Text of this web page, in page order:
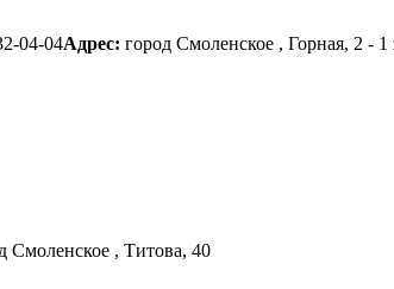
04-04Адрес: город Смоленское , Горная, 2 - 1
Смоленское , Титова, 40